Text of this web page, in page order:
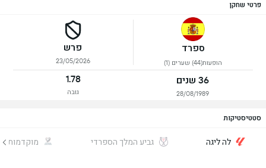
פרטי שחקן
ספרד
הופעות(44) שערים (1)
פרש
23/05/2026
36 שנים
28/08/1989
1.78
גובה
סטטיסטיקות
לה ליגה גביע המלך הספרדי מוקדמות